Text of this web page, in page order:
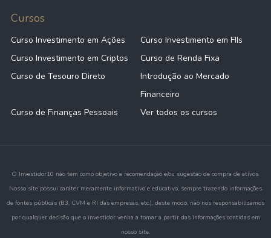
Cursos
Curso Investimento em Ações
Curso Investimento em FIIs
Curso Investimento em Criptos
Curso de Renda Fixa
Curso de Tesouro Direto
Introdução ao Mercado
Financeiro
Curso de Finanças Pessoais
Ver todos os cursos
O Investidor10 não tem como objetivo a recomendação e/ou sugestão de compra de ativos.
Nosso site possui caráter meramente informativo e educativo, sempre trazendo informações
de fontes públicas (B3, CVM e RI das empresas, etc.), deste modo, não nos responsabilizamos
por qualquer decisão que o investidor venha a tomar a partir das informações contidas em
nosso site.